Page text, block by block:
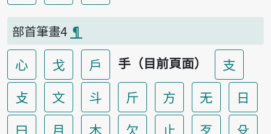
部首筆畫4 ¶
心 戈 戶 手（目前頁面）
支
攴
文 斗 斤 方 无
日
曰
月 木 欠 止 歹
殳